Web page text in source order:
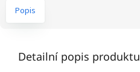
Popis
Detailní popis produktu